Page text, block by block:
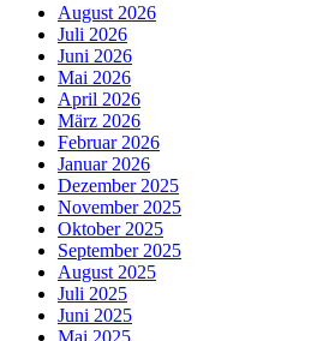
August 2026
Juli 2026
Juni 2026
Mai 2026
April 2026
März 2026
Februar 2026
Januar 2026
Dezember 2025
November 2025
Oktober 2025
September 2025
August 2025
Juli 2025
Juni 2025
Mai 2025